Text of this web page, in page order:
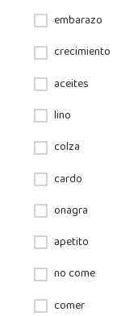
embarazo
crecimiento
aceites
lino
colza
cardo
onagra
apetito
no come
comer